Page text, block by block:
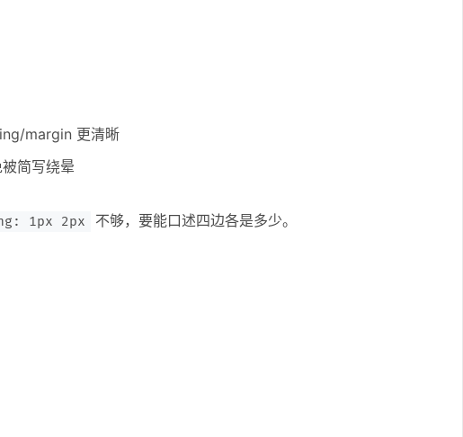
margin 更清晰
简写绕晕
1px 2px 不够，要能口述四边各是多少。